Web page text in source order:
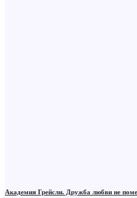
Академия Грейсли. Дружба любви не